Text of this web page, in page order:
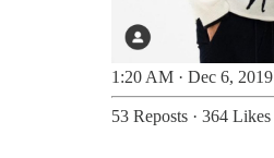
1:20 AM · Dec 6, 2019
53 Reposts · 364 Likes